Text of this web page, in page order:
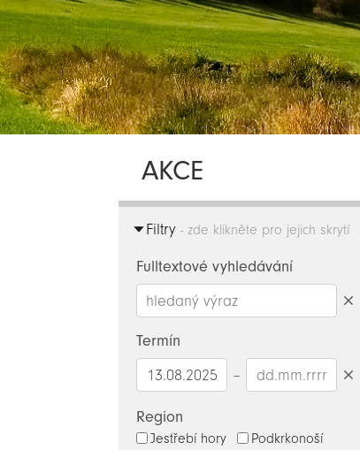
AKCE
Filtry - zde klikněte pro jejich skrytí
Fulltextové vyhledávání
Termín
–
Region
Jestřebí hory
Podkrkonoší